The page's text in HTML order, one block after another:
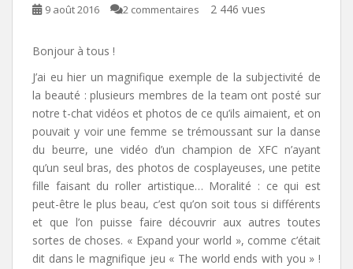
9 août 2016 2 commentaires 2 446 vues
Bonjour à tous !
J’ai eu hier un magnifique exemple de la subjectivité de
la beauté : plusieurs membres de la team ont posté sur
notre t-chat vidéos et photos de ce qu’ils aimaient, et on
pouvait y voir une femme se trémoussant sur la danse
du beurre, une vidéo d’un champion de XFC n’ayant
qu’un seul bras, des photos de cosplayeuses, une petite
fille faisant du roller artistique… Moralité : ce qui est
peut-être le plus beau, c’est qu’on soit tous si différents
et que l’on puisse faire découvrir aux autres toutes
sortes de choses. « Expand your world », comme c’était
dit dans le magnifique jeu « The world ends with you » !